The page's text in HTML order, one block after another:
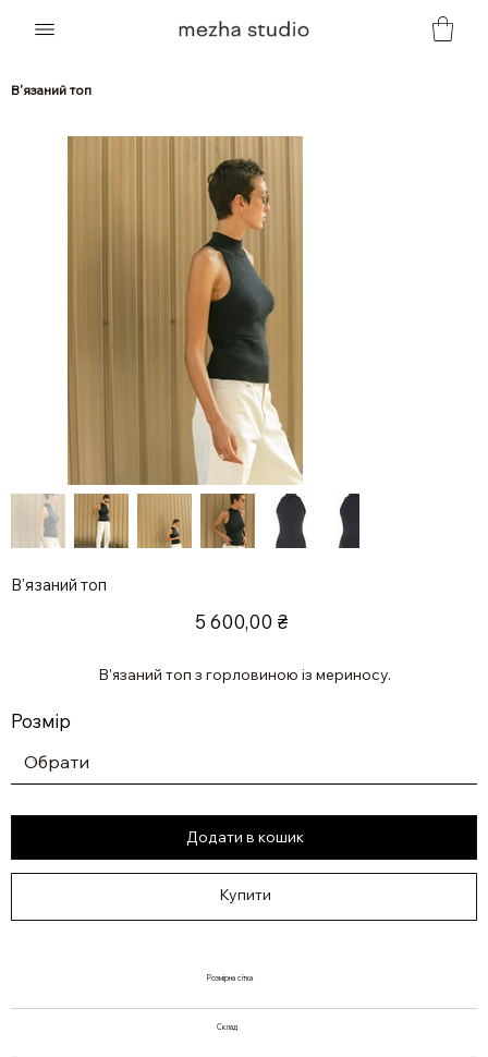
В'язаний топ
В'язаний топ
Ціна
5 600,00 ₴
В'язаний топ з горловиною із мериносу.
Розмір
Додати в кошик
Купити
Розмірна сітка
Склад